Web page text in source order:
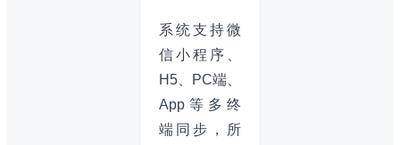
系统支持微
信小程序、
H5、PC端、
App等多终
端同步，所